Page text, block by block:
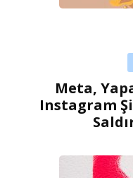
Meta,
Instagram